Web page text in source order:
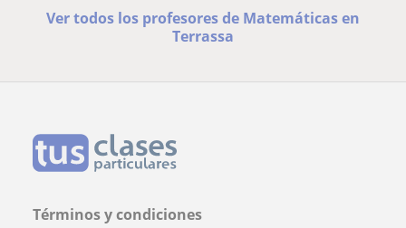
Ver todos los profesores de Matemáticas en
Terrassa
Términos y condiciones